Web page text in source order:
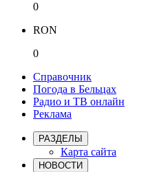
0
RON
0
Справочник
Погода в Бельцах
Радио и ТВ онлайн
Реклама
РАЗДЕЛЫ
Карта сайта
НОВОСТИ